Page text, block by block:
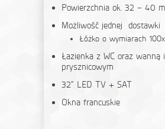
Powierzchnia ok. 32 – 40
Możliwość jednej dostawki
Łóżko o wymiarach
Łazienka z WC oraz wanną
prysznicowym
32“ LED TV + SAT
Okna francuskie